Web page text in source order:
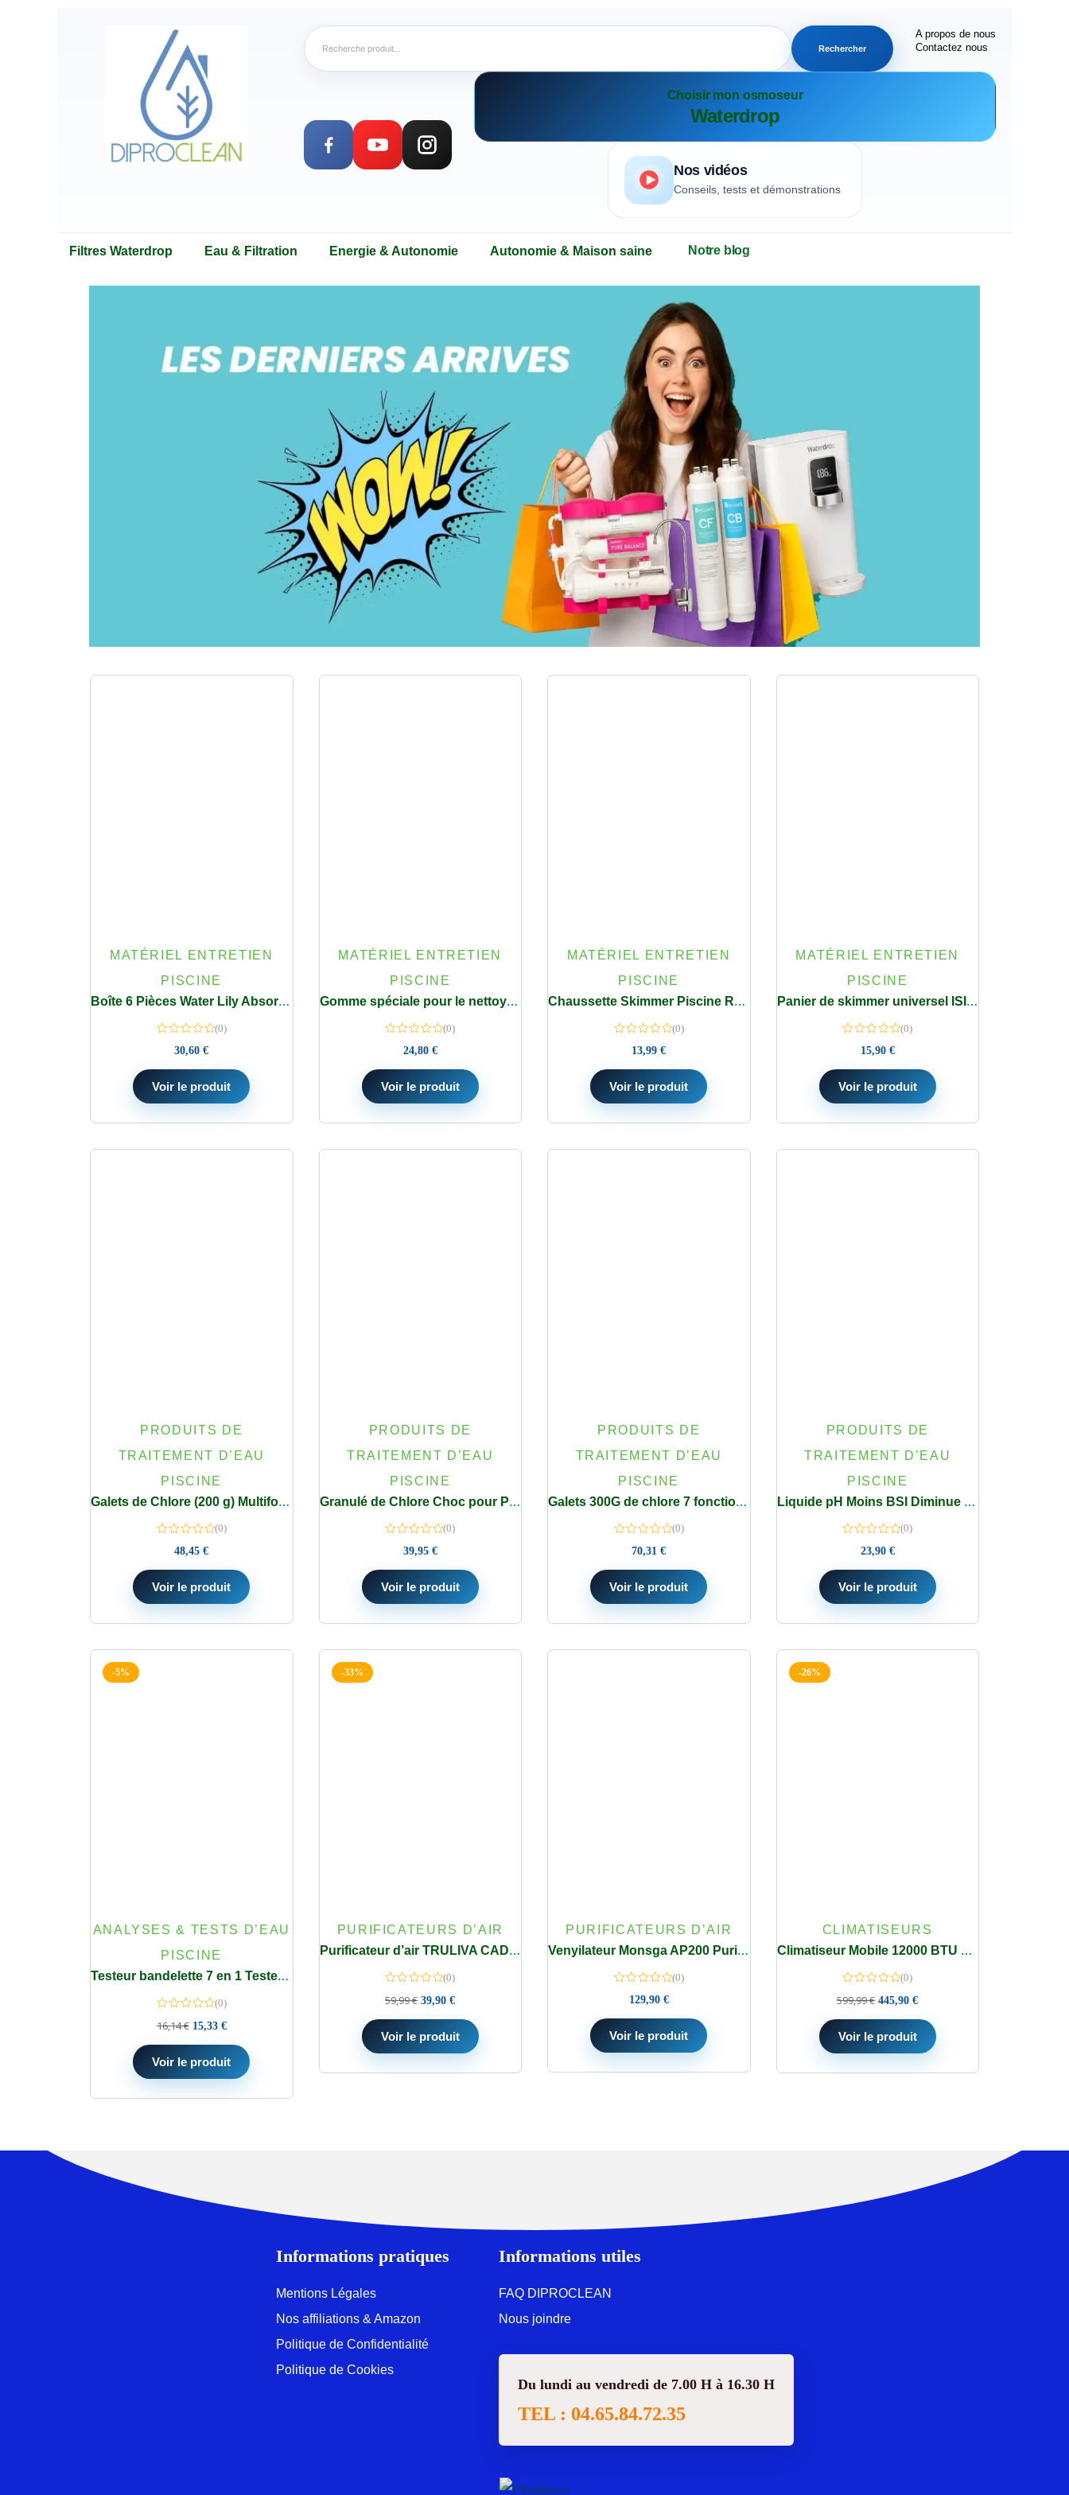
Rechercher
A propos de nous
Contactez nous
Choisir mon osmoseur
Waterdrop
Nos vidéos
Conseils, tests et démonstrations
Filtres Waterdrop Eau & Filtration Energie & Autonomie Autonomie & Maison saine Notre blog
MATÉRIEL ENTRETIEN
PISCINE
Boîte 6 Pièces Water Lily Absorbant Piscine Graisses Huiles Protection Ligne Eau
(0)
30,60€
Voir le produit
MATÉRIEL ENTRETIEN
PISCINE
Gomme spéciale pour le nettoyage de la ligne d’eau 9 Pièces piscine & Spa
(0)
24,80 €
Voir le produit
MATÉRIEL ENTRETIEN
PISCINE
Chaussette Skimmer Piscine Réutilisable Piscine Nylon Élastique avec Maillage Ultra-Fin par 30 Pièces
(0)
13,99€
Voir le produit
MATÉRIEL ENTRETIEN
PISCINE
Panier de skimmer universel ISI-SKIM
(0)
15,90 €
Voir le produit
PRODUITS DE
TRAITEMENT D’EAU
PISCINE
Galets de Chlore (200 g) Multifonction 5 en 1 régulent pH désinfecte anti-algues anti-calcaire – Seau 5 Kg
(0)
48,45€
Voir le produit
PRODUITS DE
TRAITEMENT D’EAU
PISCINE
Granulé de Chlore Choc pour Piscine – Action Rapide eau verte express – Seau 5 kg BAYZID
(0)
39,95 €
Voir le produit
PRODUITS DE
TRAITEMENT D’EAU
PISCINE
Galets 300G de chlore 7 fonctions pour une désinfection complète – Seau 4,8 kg Bayrol
(0)
70,31€
Voir le produit
PRODUITS DE
TRAITEMENT D’EAU
PISCINE
Liquide pH Moins BSI Diminue & Stabilise eau Piscine – Spa Bidon 5 L
(0)
23,90 €
Voir le produit
-5%
ANALYSES & TESTS D’EAU
PISCINE
Testeur bandelette 7 en 1 Testeur pour Eau de Piscine et Spa RUNBO 150 test
(0)
16,14€ 15,33 €
Voir le produit
-33%
PURIFICATEURS D’AIR
Purificateur d’air TRULIVA CADR 260 m³/h filtre HEPA 3 étapes minuterie 24 h mode sommeil capteur de qualité de l’air
(0)
59,99€ 39,90€
Voir le produit
PURIFICATEURS D’AIR
Venyilateur Monsga AP200 Purificateur 2-en-1 360°, CADR 280, 25dB, App Silencieux
(0)
129,90 €
Voir le produit
-26%
CLIMATISEURS
Climatiseur Mobile 12000 BTU TCL 3 en 1 – Mode Refroidissement / Ventilateur / Déshumidificateur + Télécommande – Kit Fenêtre Coulissante Inclus Classe A
(0)
599,99€ 445,90€
Voir le produit
Informations pratiques
Mentions Légales
Nos affiliations & Amazon
Politique de Confidentialité
Politique de Cookies
Informations utiles
FAQ DIPROCLEAN
Nous joindre
Du lundi au vendredi de 7.00 H à 16.30 H
TEL : 04.65.84.72.35